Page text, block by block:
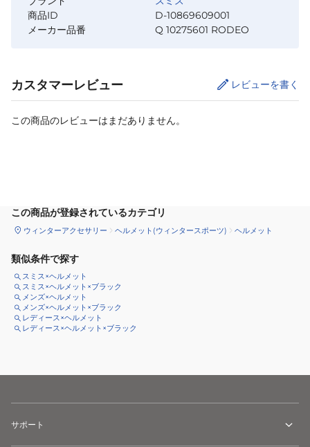
商品ID
D-10869609001
メーカー品番
Q 10275601 RODEO
カスタマーレビュー レビューを書く
この商品のレビューはまだありません。
この商品が登録されているカテゴリ
ウィンターアクセサリー ヘルメット(ウィンタースポーツ) ヘルメット
類似条件で探す
スミス×ヘルメット
スミス×ヘルメット×ブラック
メンズ×ヘルメット
メンズ×ヘルメット×ブラック
レディース×ヘルメット
レディース×ヘルメット×ブラック
サポート